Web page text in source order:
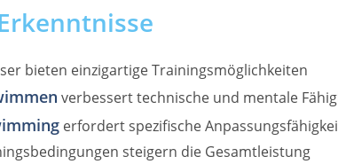
bieten einzigartige Trainingsmöglichkeiten
verbessert technische und mentale
erfordert spezifische
steigern die Gesamtleistung